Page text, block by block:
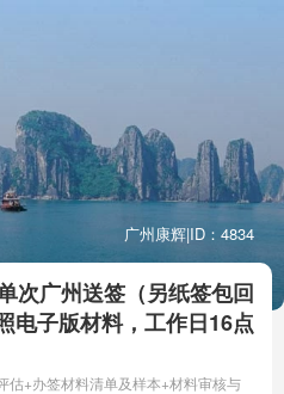
广州康辉|ID：4834
次广州送签（另纸签包回
电子版材料，工作日16点
估+办签材料清单及样本+材料审核与